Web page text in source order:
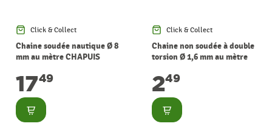
Click & Collect
Chaine soudée nautique Ø 8
mm au mètre CHAPUIS
1749
Consulter
Click & Collect
Chaine non soudée à double
torsion Ø 1,6 mm au mètre
249
Consulter